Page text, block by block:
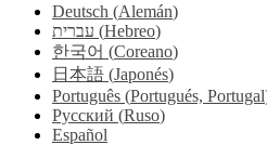
Deutsch (Alemán)
עברית (Hebreo)
한국어 (Coreano)
日本語 (Japonés)
Português (Portugués, Portugal
Русский (Ruso)
Español